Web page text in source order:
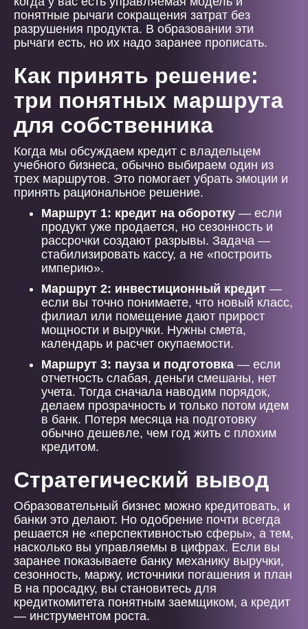
понятные рычаги сокращения затрат без
разрушения продукта. В образовании эти
рычаги есть, но их надо заранее прописать.
Как принять решение:
три понятных маршрута
для собственника
Когда мы обсуждаем кредит с владельцем
учебного бизнеса, обычно выбираем один из
трех маршрутов. Это помогает убрать эмоции и
принять рациональное решение.
Маршрут 1: кредит на оборотку — если
продукт уже продается, но сезонность и
рассрочки создают разрывы. Задача —
стабилизировать кассу, а не «построить
империю».
Маршрут 2: инвестиционный кредит —
если вы точно понимаете, что новый класс,
филиал или помещение дают прирост
мощности и выручки. Нужны смета,
календарь и расчет окупаемости.
Маршрут 3: пауза и подготовка — если
отчетность слабая, деньги смешаны, нет
учета. Тогда сначала наводим порядок,
делаем прозрачность и только потом идем
в банк. Потеря месяца на подготовку
обычно дешевле, чем год жить с плохим
кредитом.
Стратегический вывод
Образовательный бизнес можно кредитовать, и
банки это делают. Но одобрение почти всегда
решается не «перспективностью сферы», а тем,
насколько вы управляемы в цифрах. Если вы
заранее показываете банку механику выручки,
сезонность, маржу, источники погашения и план
B на просадку, вы становитесь для
кредиткомитета понятным заемщиком, а кредит
— инструментом роста.